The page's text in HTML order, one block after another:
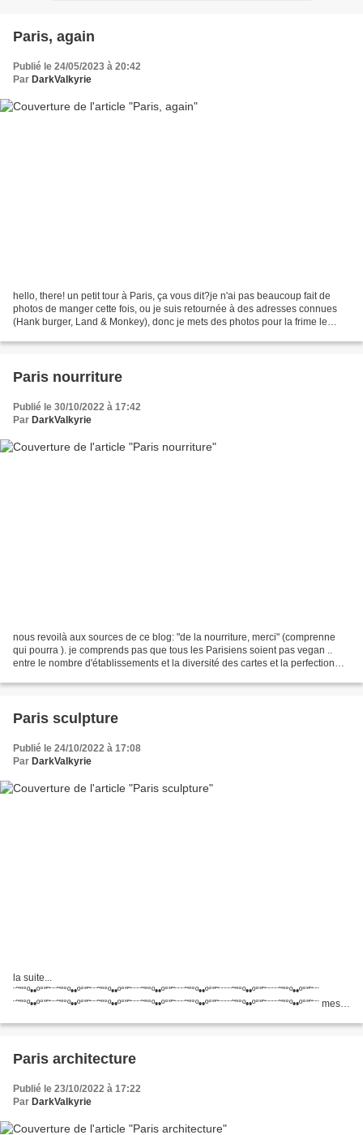
Paris, again
Publié le 24/05/2023 à 20:42
Par DarkValkyrie
hello, there! un petit tour à Paris, ça vous dit?je n'ai pas beaucoup fait de
photos de manger cette fois, ou je suis retournée à des adresses connues
(Hank burger, Land & Monkey), donc je mets des photos pour la frime le
Paris nourriture
Publié le 30/10/2022 à 17:42
Par DarkValkyrie
nous revoilà aux sources de ce blog: "de la nourriture, merci" (comprenne
qui pourra ). je comprends pas que tous les Parisiens soient pas vegan ..
entre le nombre d'établissements et la diversité des cartes et la perfection
Paris sculpture
Publié le 24/10/2022 à 17:08
Par DarkValkyrie
la suite...
¨˜"°º••º°"˜¨¨˜"°º••º°"˜¨¨˜"°º••º°"˜¨¨¨˜"°º••º°"˜¨¨¨˜"°º••º°"˜¨¨¨¨˜"°º••º°"˜¨¨¨¨˜"°º••º°"˜¨¨
¨˜"°º••º°"˜¨¨˜"°º••º°"˜¨¨˜"°º••º°"˜¨¨¨˜"°º••º°"˜¨¨¨˜"°º••º°"˜¨¨¨¨˜"°º••º°"˜¨¨¨¨˜"°º••º°"˜¨¨ mes
¨˜"°º••º°"˜¨¨˜"°º••º°"˜¨¨˜"°º••º°"˜¨¨¨˜"°º••º°"˜¨¨¨˜"°º••º°"˜¨¨¨¨˜"°º••º°"˜¨¨¨¨˜"°º••º°"˜¨¨...
Paris architecture
Publié le 23/10/2022 à 17:22
Par DarkValkyrie